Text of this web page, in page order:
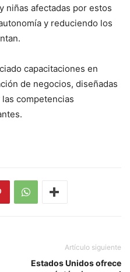
niñas afectadas por estos
y reduciendo los
capacitaciones en
de negocios, diseñadas
competencias
Artículo siguiente
Estados Unidos ofrece